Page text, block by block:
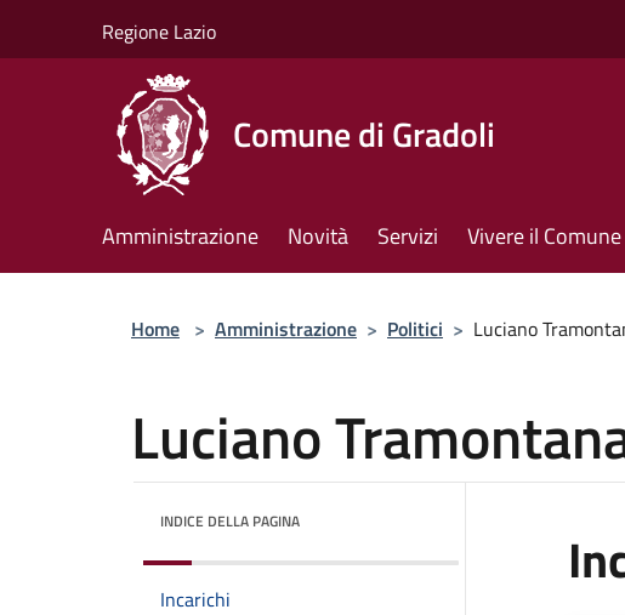
Regione Lazio
Comune di Gradoli
Amministrazione Novità Servizi Vivere il Comune
Home > Amministrazione > Politici > Luciano
Luciano
INDICE DELLA PAGINA
Incarichi